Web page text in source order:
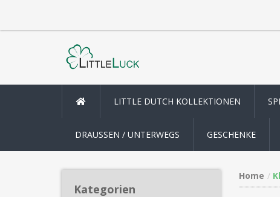
LITTLE DUTCH KOLLEKTIONEN
DRAUSSEN / UNTERWEGS GESCHENKE
Kategorien
Home